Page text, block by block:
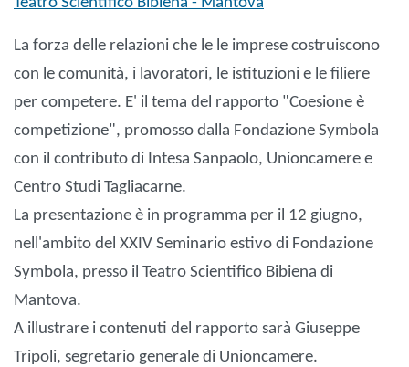
La forza delle relazioni che le le imprese costruiscono
con le comunità, i lavoratori, le istituzioni e le filiere
per competere. E' il tema del rapporto "Coesione è
competizione", promosso dalla Fondazione Symbola
con il contributo di Intesa Sanpaolo, Unioncamere e
Centro Studi Tagliacarne.
La presentazione è in programma per il 12 giugno,
nell'ambito del XXIV Seminario estivo di Fondazione
Symbola, presso il Teatro Scientifico Bibiena di
Mantova.
A illustrare i contenuti del rapporto sarà Giuseppe
Tripoli, segretario generale di Unioncamere.